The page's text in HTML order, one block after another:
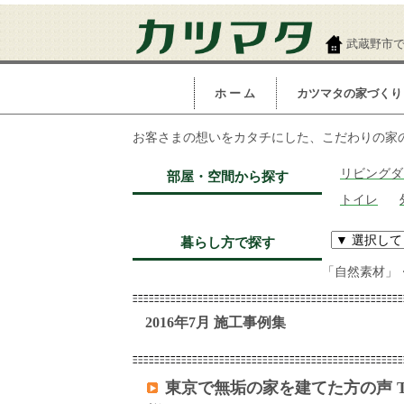
武蔵野市
ホ ー ム カツマタの家づくり
お客さまの想いをカタチにした、こだわりの
部屋・空間から探す
リビング
トイレ
暮らし方で探す
「自然素材
2016年7月 施工事例集
東京で無垢の家を建てた方の声